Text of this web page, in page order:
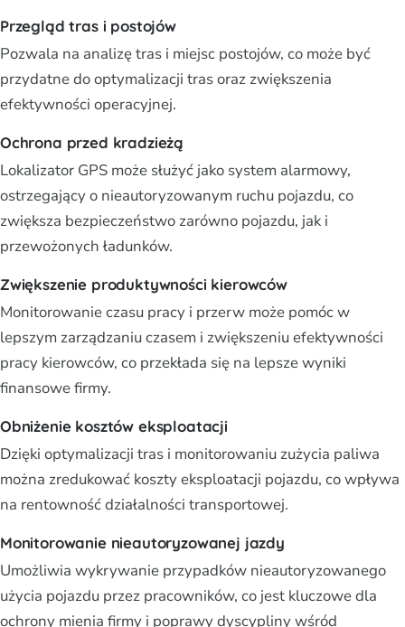
Przegląd tras i postojów
Pozwala na analizę tras i miejsc postojów, co może być
przydatne do optymalizacji tras oraz zwiększenia
efektywności operacyjnej.
Ochrona przed kradzieżą
Lokalizator GPS może służyć jako system alarmowy,
ostrzegający o nieautoryzowanym ruchu pojazdu, co
zwiększa bezpieczeństwo zarówno pojazdu, jak i
przewożonych ładunków.
Zwiększenie produktywności kierowców
Monitorowanie czasu pracy i przerw może pomóc w
lepszym zarządzaniu czasem i zwiększeniu efektywności
pracy kierowców, co przekłada się na lepsze wyniki
finansowe firmy.
Obniżenie kosztów eksploatacji
Dzięki optymalizacji tras i monitorowaniu zużycia paliwa
można zredukować koszty eksploatacji pojazdu, co wpływa
na rentowność działalności transportowej.
Monitorowanie nieautoryzowanej jazdy
Umożliwia wykrywanie przypadków nieautoryzowanego
użycia pojazdu przez pracowników, co jest kluczowe dla
ochrony mienia firmy i poprawy dyscypliny wśród